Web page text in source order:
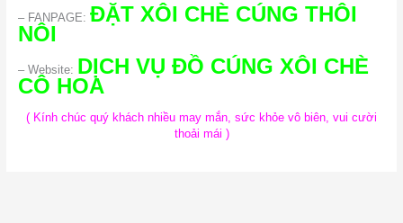
– FANPAGE: ĐẶT XÔI CHÈ CÚNG THÔI
NÔI
– Website: DỊCH VỤ ĐỒ CÚNG XÔI CHÈ
CÔ HOA
( Kính chúc quý khách nhiều may mắn, sức khỏe vô biên, vui cười
thoải mái )